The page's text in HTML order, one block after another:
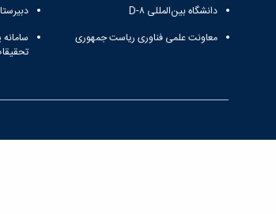
دانشگاه بین‌المللی D-۸
معاونت علمی فناوری ریاست جمهوری